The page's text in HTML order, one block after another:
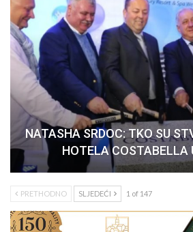
NATASHA SRDOC: TKO SU
HOTELA COSTABELLA
PRETHODNO SLJEDEĆI 1 of 147